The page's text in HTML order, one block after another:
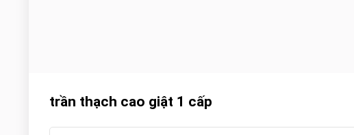
trần thạch cao giật 1 cấp